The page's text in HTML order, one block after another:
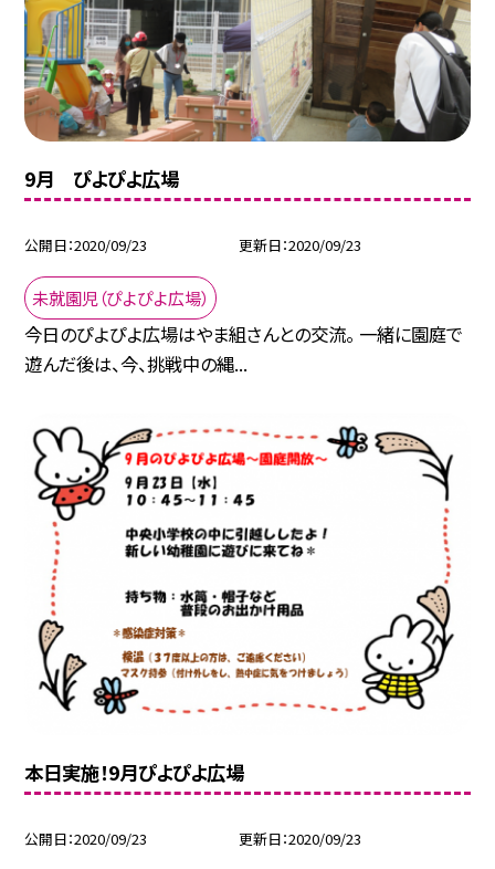
9月 ぴよぴよ広場
公開日 2020/09/23 更新日 2020/09/23
未就園児（ぴよぴよ広場）
今日のぴよぴよ広場はやま組さんとの交流。 一緒に園庭で
遊んだ後は、今、挑戦中の縄...
本日実施！9月ぴよぴよ広場
公開日 2020/09/23 更新日 2020/09/23